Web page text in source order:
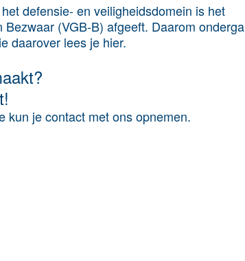
defensie- en veiligheidsdomein is het
(VGB-B) afgeeft. Daarom onderga
daarover lees je hier.
kun je contact met ons opnemen.